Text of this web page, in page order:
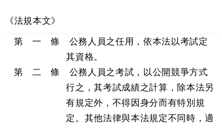
《法規本文》
第 一 條 公務人員之任用，依本法以考試定
其資格。
第 二 條 公務人員之考試，以公開競爭方式
行之，其考試成績之計算，除本法另
有規定外，不得因身分而有特別規
定。其他法律與本法規定不同時，適